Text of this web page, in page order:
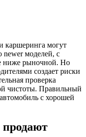
каршеринга могут
newer моделей, с
ниже рыночной. Но
создает риски
проверка
чистоты. Правильный
с хорошей